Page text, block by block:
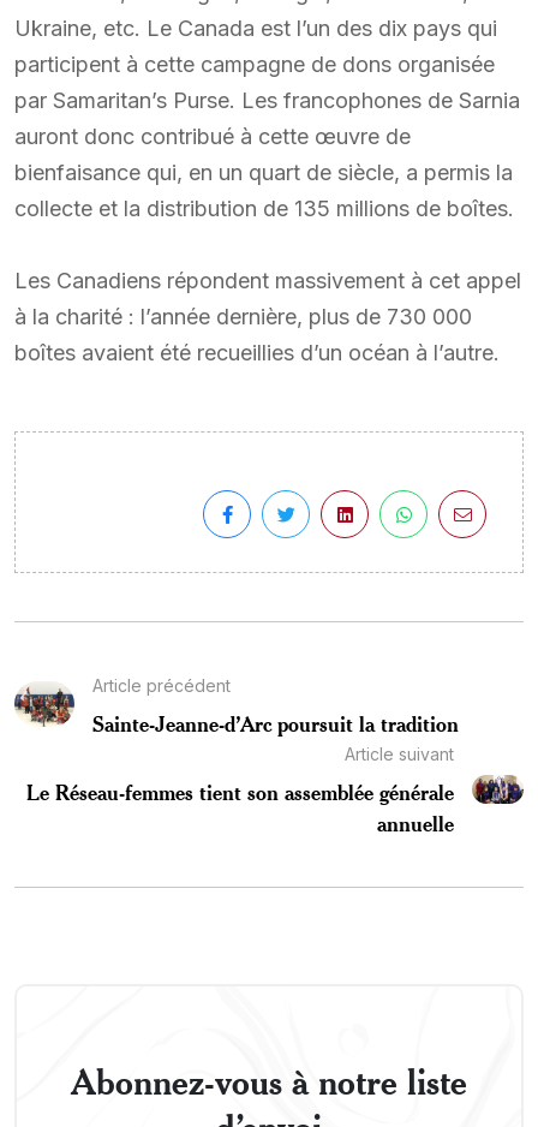
Ukraine, etc. Le Canada est l’un des dix pays qui
participent à cette campagne de dons organisée
par Samaritan’s Purse. Les francophones de Sarnia
auront donc contribué à cette œuvre de
bienfaisance qui, en un quart de siècle, a permis la
collecte et la distribution de 135 millions de boîtes.
Les Canadiens répondent massivement à cet appel
à la charité : l’année dernière, plus de 730 000
boîtes avaient été recueillies d’un océan à l’autre.
Article précédent
Sainte-Jeanne-d’Arc poursuit la tradition
Article suivant
Le Réseau-femmes tient son assemblée générale
annuelle
Abonnez-vous à notre liste